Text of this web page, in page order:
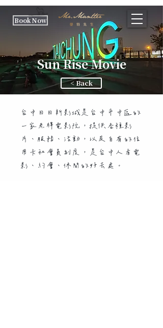
Book Now
Sun Rise Movie
< Back
台中日日新影城是台中市中區的
一家老牌電影院，提供各種影
片、服務、活動，以及自有的信
用卡和會員制度，是台中人看電
影、約會、休閒的好去處。